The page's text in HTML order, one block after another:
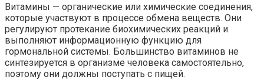
Витамины — органические или химические соединения,
которые участвуют в процессе обмена веществ. Они
регулируют протекание биохимических реакций и
выполняют информационную функцию для
гормональной системы. Большинство витаминов не
синтезируется в организме человека самостоятельно,
поэтому они должны поступать с пищей.